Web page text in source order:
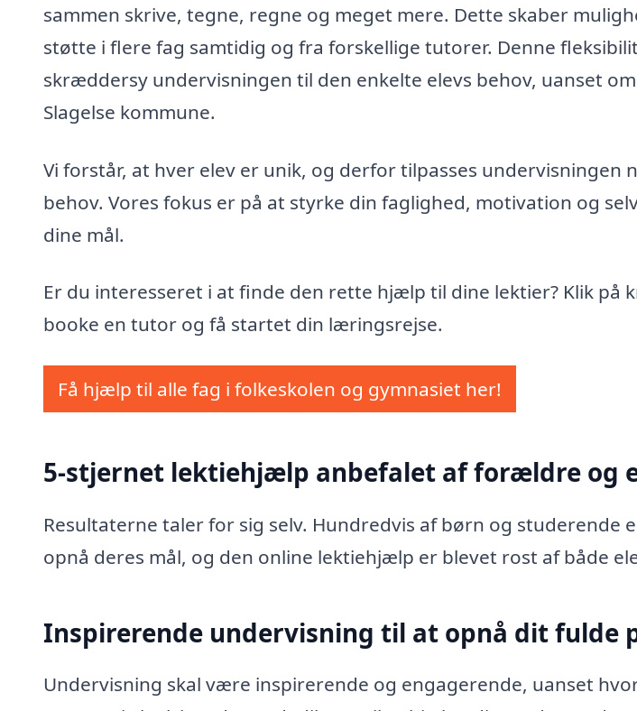
sammen skrive, tegne, regne og meget mere. Dette skaber
støtte i flere fag samtidig og fra forskellige tutorer. Denne
skræddersy undervisningen til den enkelte elevs behov, uanset
Slagelse kommune.
Vi forstår, at hver elev er unik, og derfor tilpasses undervisningen
behov. Vores fokus er på at styrke din faglighed, motivation og
dine mål.
Er du interesseret i at finde den rette hjælp til dine lektier? Klik på
booke en tutor og få startet din læringsrejse.
Få hjælp til alle fag i folkeskolen og gymnasiet her!
5-stjernet lektiehjælp anbefalet af forældre og
Resultaterne taler for sig selv. Hundredvis af børn og studerende
opnå deres mål, og den online lektiehjælp er blevet rost af både
Inspirerende undervisning til at opnå dit fulde
Undervisning skal være inspirerende og engagerende, uanset